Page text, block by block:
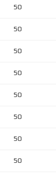
50
50
50
50
50
50
50
50